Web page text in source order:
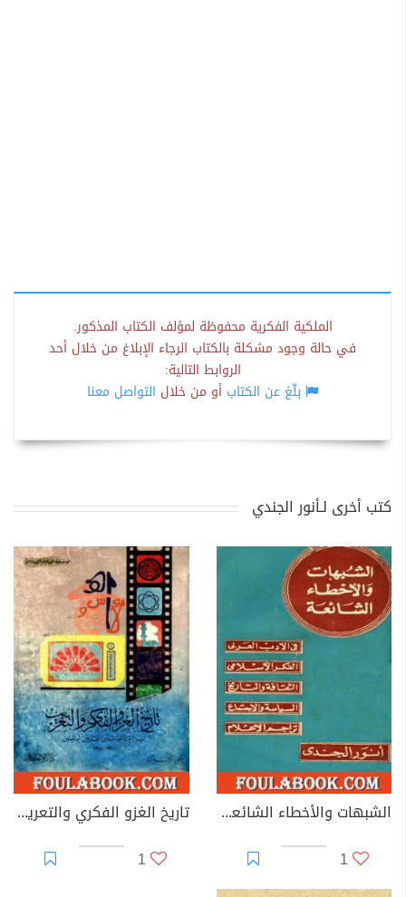
الملكية الفكرية محفوظة لمؤلف الكتاب المذكور.
في حالة وجود مشكلة بالكتاب الرجاء الإبلاغ من خلال أحد
الروابط التالية:
بلّغ عن الكتاب أو من خلال التواصل معنا
كتب أخرى لـأنور الجندي
الشبهات والأخطاء الشائعة في الأدب العربي والتراجم والفكر الإسلامي
1
تاريخ الغزو الفكري والتعريب خلال ما بين الحربين العالميتين 1920-1940
1